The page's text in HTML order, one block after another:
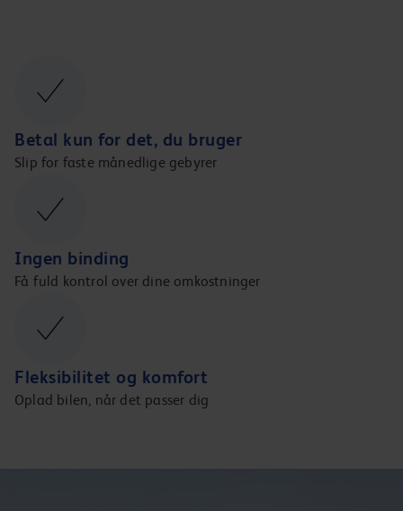
Betal kun for det, du bruger
Slip for faste månedlige gebyrer
Ingen binding
Få fuld kontrol over dine omkostninger
Fleksibilitet og komfort
Oplad bilen, når det passer dig